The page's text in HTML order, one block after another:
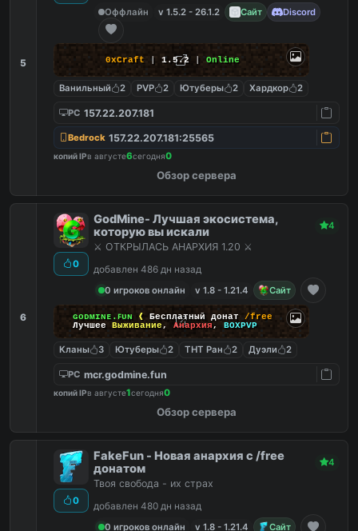
5
Оффлайн
v 1.5.2 - 26.1.2 Сайт Discord
0xCraft | 1.5.2 | Online
Ванильный 2 PVP 2 Ютуберы 2 Хардкор 2
PC 157.22.207.181
Bedrock 157.22.207.181:25565
копий IPв августе6сегодня0
Обзор сервера
6
0
GodMine- Лучшая экосистема,
которую вы искали
4
⚔️ ОТКРЫЛАСЬ АНАРХИЯ 1.20 ⚔️
добавлен 486 дн назад
0 игроков онлайн
v 1.8 - 1.21.4 Сайт
ɢᴏᴅᴍɪɴᴇ.ꜰᴜɴ ❰ Бесплатный донат /free
Лучшее Выживание, Анархия, BOXPVP
Кланы 3 Ютуберы 2 ТНТ Ран 2 Дуэли 2
PC mcr.godmine.fun
копий IPв августе1сегодня0
Обзор сервера
0
FakeFun - Новая анархия с /free
донатом
4
Твоя свобода - их страх
добавлен 480 дн назад
0 игроков онлайн
v 1.8 - 1.21.4 Сайт